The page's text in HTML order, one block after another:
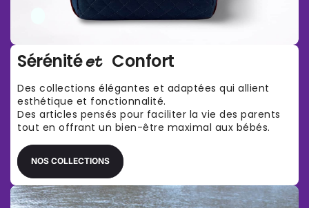
Sérénitéet Confort
Des collections élégantes et adaptées qui allient
esthétique et fonctionnalité.
Des articles pensés pour faciliter la vie des parents
tout en offrant un bien-être maximal aux bébés.
NOS COLLECTIONS